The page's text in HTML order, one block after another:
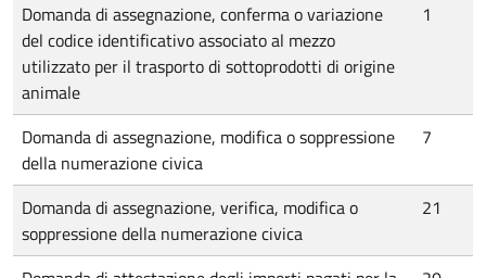
Domanda di assegnazione, conferma o variazione
del codice identificativo associato al mezzo
utilizzato per il trasporto di sottoprodotti di origine
animale
1
Domanda di assegnazione, modifica o soppressione
della numerazione civica
7
Domanda di assegnazione, verifica, modifica o
soppressione della numerazione civica
21